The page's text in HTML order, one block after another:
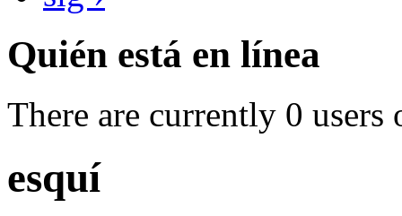
Quién está en línea
There are currently 0 users
esquí